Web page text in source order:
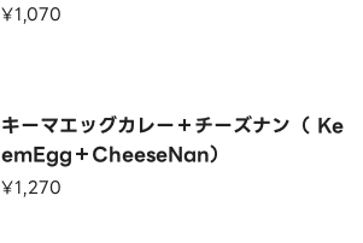
¥1,070
キーマエッグカレー＋チーズナン（ Ke
emEgg＋CheeseNan）
¥1,270